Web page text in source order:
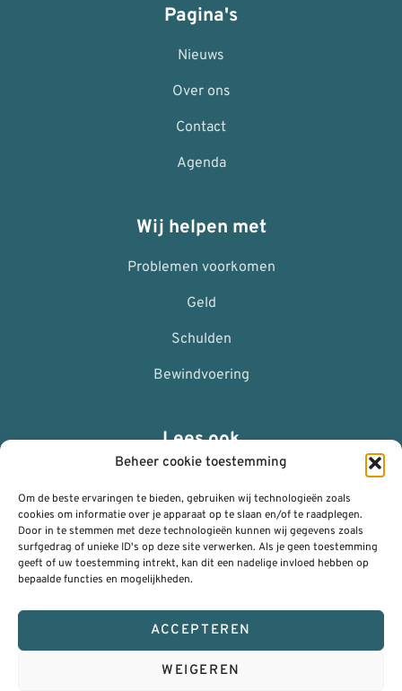
Beheer cookie toestemming
Om de beste ervaringen te bieden, gebruiken wij technologieën zoals
cookies om informatie over je apparaat op te slaan en/of te raadplegen.
Door in te stemmen met deze technologieën kunnen wij gegevens zoals
surfgedrag of unieke ID's op deze site verwerken. Als je geen toestemming
geeft of uw toestemming intrekt, kan dit een nadelige invloed hebben op
bepaalde functies en mogelijkheden.
ACCEPTEREN
WEIGEREN
Pagina's
Nieuws
Over ons
Contact
Agenda
Wij helpen met
Problemen voorkomen
Geld
Schulden
Bewindvoering
Lees ook
Nalaten
Privacy Policy (AVG)
Algemene voorwaarden
Klachtenregeling